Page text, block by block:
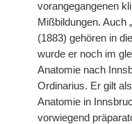
vorangegangenen
Mißbildungen. Auch
(1883) gehören in
wurde er noch im
Anatomie nach
Ordinarius. Er gilt
Anatomie in
vorwiegend